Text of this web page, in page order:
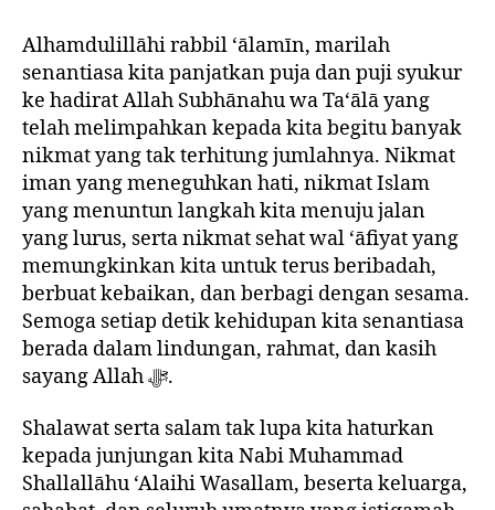
Alhamdulillāhi rabbil ‘ālamīn, marilah
senantiasa kita panjatkan puja dan puji syukur
ke hadirat Allah Subhānahu wa Ta‘ālā yang
telah melimpahkan kepada kita begitu banyak
nikmat yang tak terhitung jumlahnya. Nikmat
iman yang meneguhkan hati, nikmat Islam
yang menuntun langkah kita menuju jalan
yang lurus, serta nikmat sehat wal ‘āfiyat yang
memungkinkan kita untuk terus beribadah,
berbuat kebaikan, dan berbagi dengan sesama.
Semoga setiap detik kehidupan kita senantiasa
berada dalam lindungan, rahmat, dan kasih
sayang Allah ﷻ.
Shalawat serta salam tak lupa kita haturkan
kepada junjungan kita Nabi Muhammad
Shallallāhu ‘Alaihi Wasallam, beserta keluarga,